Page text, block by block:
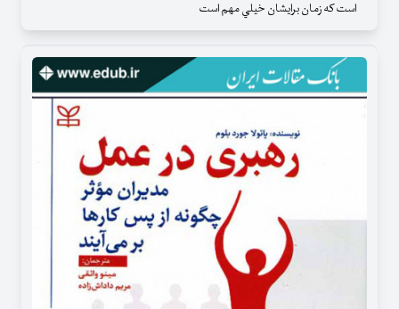
است كه زمان برايشان خيلي مهم است